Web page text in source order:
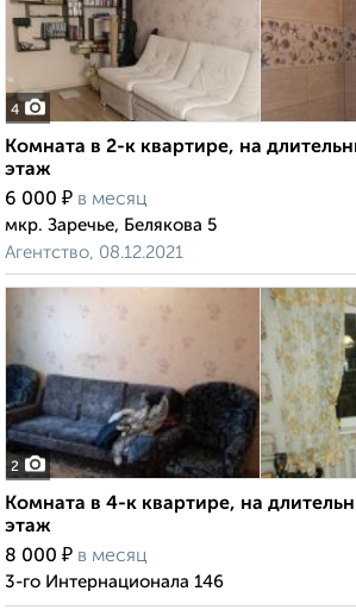
4
Комната в 2-к квартире, на
этаж
6 000 ₽ в месяц
мкр. Заречье, Белякова 5
Агентство, 08.12.2021
2
Комната в 4-к квартире, на
этаж
8 000 ₽ в месяц
3-го Интернационала 146